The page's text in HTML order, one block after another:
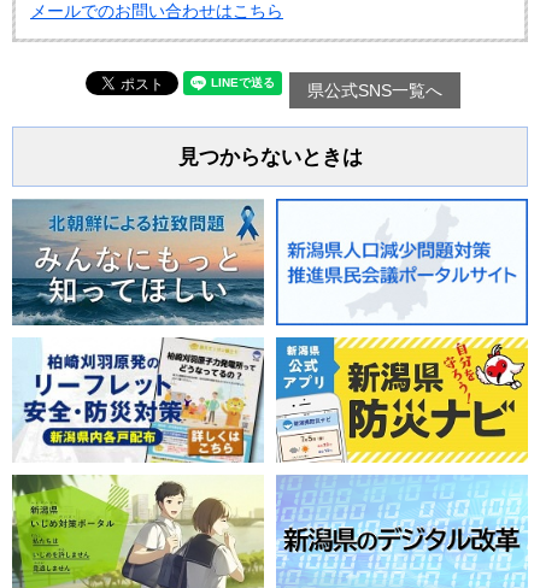
メールでのお問い合わせはこちら
県公式SNS一覧へ
見つからないときは